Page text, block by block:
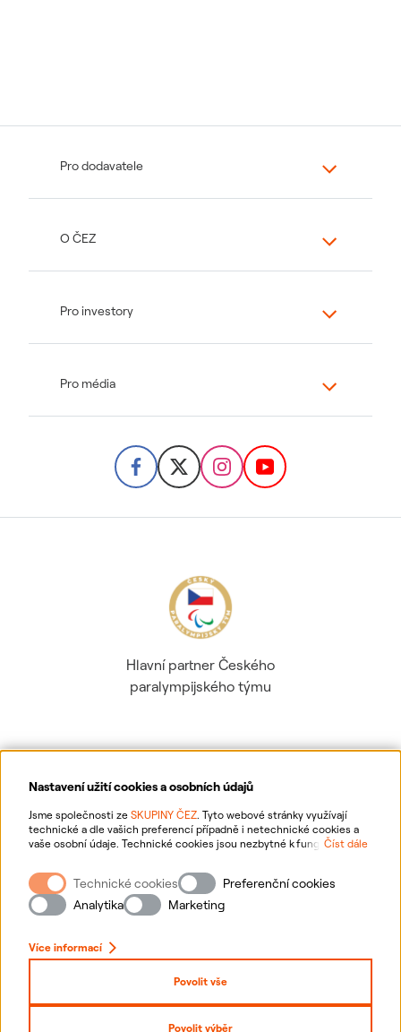
Nastavení užití cookies a osobních údajů
Jsme společnosti ze SKUPINY ČEZ. Tyto webové stránky využívají
technické a dle vašich preferencí případně i netechnické cookies a
vaše osobní údaje. Technické cookies jsou nezbytné k fungování
webové stránky vašim preferencím, k personalizaci reklam a analytice.
Pro sběr a zpracování netechnických cookies a vašich osobních údajů
nám můžete udělit souhlas. Bližší informace o vašich právech,
zpracování osobních údajů, včetně možnosti odvolání udělených
Číst dále
Technické cookies
Preferenční cookies
Analytika
Marketing
Více informací
Povolit vše
Povolit výběr
Pro dodavatele
O ČEZ
Pro investory
Pro média
Hlavní partner Českého
paralympijského týmu
Ochrana osobních údajů
Informace o webu
Nastavení cookies
Přihlásit se
Prohlášení o přístupnosti